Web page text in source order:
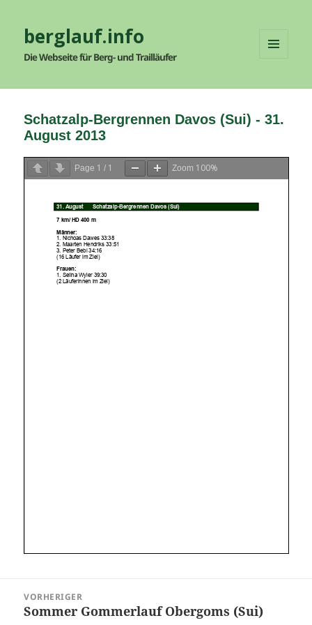
berglauf.info
Die Webseite für Berg- und Trailläufer
WIDGETS
Schatzalp-Bergrennen Davos (Sui) - 31.
August 2013
Page 1 / 1 Zoom 100%
VORHERIGER
Vorheriger
Sommer Gommerlauf Obergoms (Sui)